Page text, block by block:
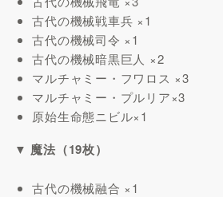
古代の機械戦車兵 ×1
古代の機械司令 ×1
古代の機械暗黒巨人 ×2
マルチャミー・フワロス ×3
マルチャミー・プルリア×3
原始生命態ニビル×1
▼ 魔法（19枚）
古代の機械融合 ×1